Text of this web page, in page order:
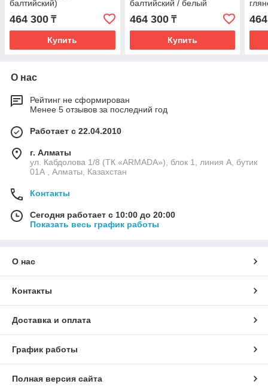
балтийский)
464 300 ₸
Купить
балтийский / белый
464 300₸
Купить
О нас
Рейтинг не сформирован
Менее 5 отзывов за последний год
Работает с 22.04.2010
г. Алматы
ул. Кабдолова 1/8 (ТК «ARMADA»), блок 1, линия А, бутик
01А , Алматы, Казахстан
Контакты
Сегодня работает с 10:00 до 20:00
Показать весь график работы
О нас
Контакты
Доставка и оплата
График работы
Полная версия сайта